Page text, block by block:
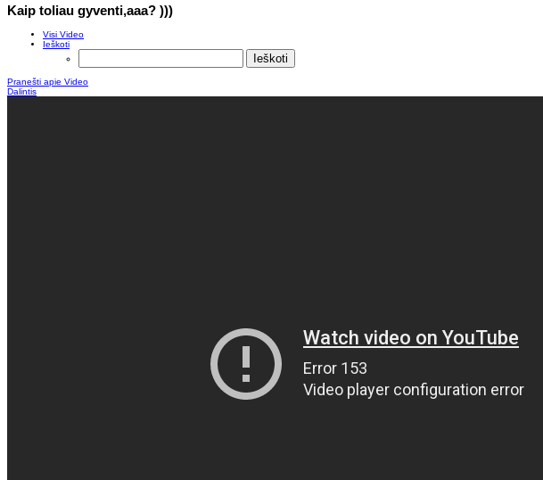
Kaip toliau gyventi,aaa? )))
Visi Video
Ieškoti
Pranešti apie Video
Dalintis